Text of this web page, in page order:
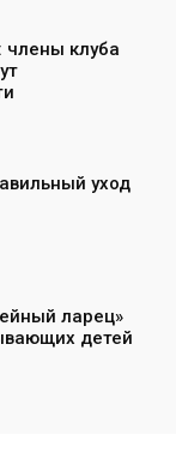
члены клуба
уход
ларец»
детей